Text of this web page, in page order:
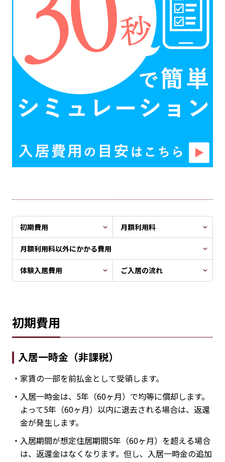
初期費用 月額利用料
月額利用料以外にかかる費用
体験入居費用 ご入居の流れ
初期費用
入居一時金（非課税）
・家賃の一部を前払金として受領します。
・入居一時金は、5年（60ヶ月）で均等に償却します。
よって5年（60ヶ月）以内に退去される場合は、返還
金が発生します。
・入居期間が想定住居期間5年（60ヶ月）を超える場合
は、返還金はなくなります。但し、入居一時金の追加